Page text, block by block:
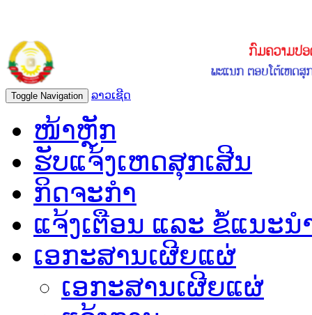
Toggle Navigation ລາວເຊີດ
ໜ້າຫຼັກ
ຮັບແຈ້ງເຫດສຸກເສີນ
ກິດຈະກຳ
ແຈ້ງເຕືອນ ແລະ ຂໍ້ແນະນ
ເອກະສານເຜີຍແຜ່
ເອກະສານເຜີຍແຜ່